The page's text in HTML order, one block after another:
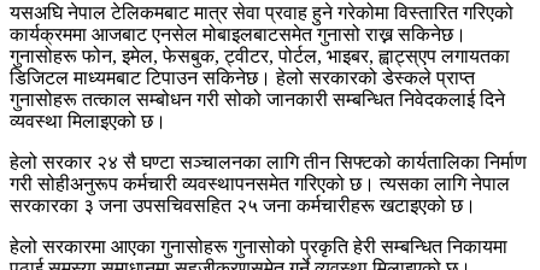
यसअघि नेपाल टेलिकमबाट मात्र सेवा प्रवाह हुने गरेकोमा विस्तारित गरिएको
कार्यक्रममा आजबाट एनसेल मोबाइलबाटसमेत गुनासो राख्न सकिनेछ।
गुनासोहरू फोन, इमेल, फेसबुक, ट्वीटर, पोर्टल, भाइबर, ह्वाट्स्एप लगायतका
डिजिटल माध्यमबाट टिपाउन सकिनेछ। हेलो सरकारको डेस्कले प्राप्त
गुनासोहरू तत्काल सम्बोधन गरी सोको जानकारी सम्बन्धित निवेदकलाई दिने
व्यवस्था मिलाइएको छ।
हेलो सरकार २४ सै घण्टा सञ्चालनका लागि तीन सिफ्टको कार्यतालिका निर्माण
गरी सोहीअनुरूप कर्मचारी व्यवस्थापनसमेत गरिएको छ। त्यसका लागि नेपाल
सरकारका ३ जना उपसचिवसहित २५ जना कर्मचारीहरू खटाइएको छ।
हेलो सरकारमा आएका गुनासोहरू गुनासोको प्रकृति हेरी सम्बन्धित निकायमा